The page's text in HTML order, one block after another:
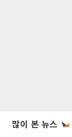
많이 본 뉴스